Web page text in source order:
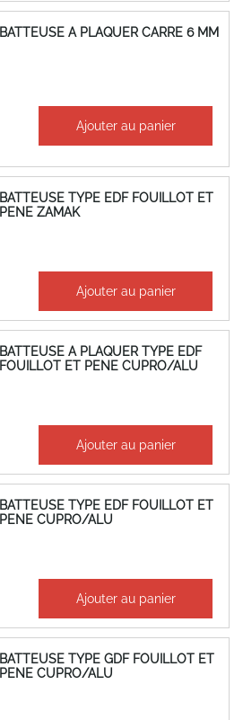
BATTEUSE A PLAQUER CARRE 6 MM
Ajouter au panier
BATTEUSE TYPE EDF FOUILLOT ET
PENE ZAMAK
Ajouter au panier
BATTEUSE A PLAQUER TYPE EDF
FOUILLOT ET PENE CUPRO/ALU
Ajouter au panier
BATTEUSE TYPE EDF FOUILLOT ET
PENE CUPRO/ALU
Ajouter au panier
BATTEUSE TYPE GDF FOUILLOT ET
PENE CUPRO/ALU